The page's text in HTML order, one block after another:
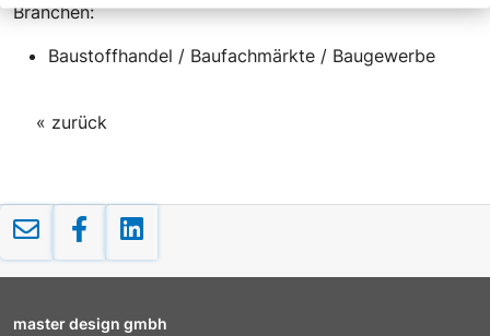
Branchen:
Baustoffhandel / Baufachmärkte / Baugewerbe
« zurück
master design gmbh